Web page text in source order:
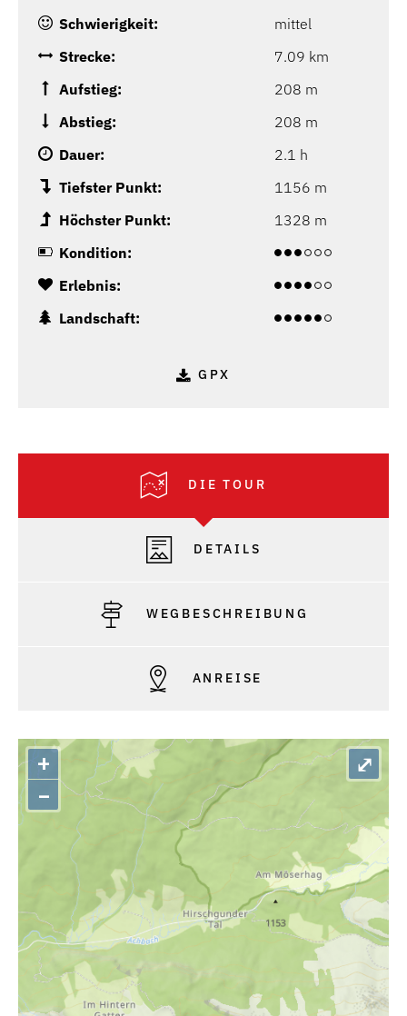
Schwierigkeit:
mittel
Strecke:
7.09 km
Aufstieg:
208 m
Abstieg:
208 m
Dauer:
2.1 h
Tiefster Punkt:
1156 m
Höchster Punkt:
1328 m
Kondition:
Erlebnis:
Landschaft:
GPX
DIE TOUR
DETAILS
WEGBESCHREIBUNG
ANREISE
+
–
⤢